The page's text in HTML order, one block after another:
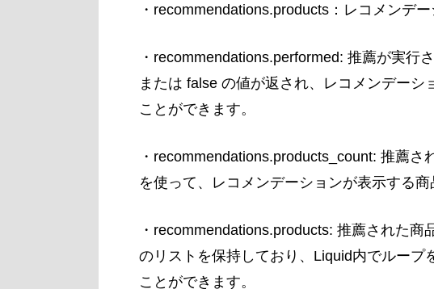
・recommendations.products：レコメンデ
・recommendations.performed: 推薦が実行
または false の値が返され、レコメンデー
ことができます。
・recommendations.products_count: 推薦
を使って、レコメンデーションが表示する商
・recommendations.products: 推薦された
のリストを保持しており、Liquid内でループ
ことができます。